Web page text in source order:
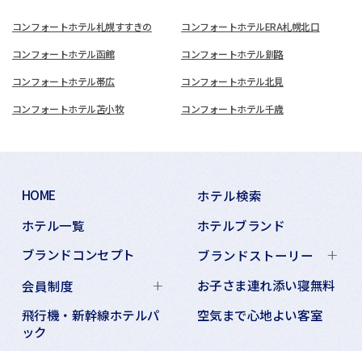
コンフォートホテル札幌すすきの コンフォートホテルERA札幌北口
コンフォートホテル函館 コンフォートホテル釧路
コンフォートホテル帯広 コンフォートホテル北見
コンフォートホテル苫小牧 コンフォートホテル千歳
HOME
ホテル検索
ホテル一覧
ホテルブランド
ブランドコンセプト
ブランドストーリー
会員制度
お子さま連れ添い寝無料
飛行機・新幹線ホテルパ
ック
空気まで心地よい客室